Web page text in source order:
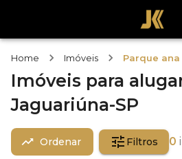
Home Imóveis Parque
Imóveis para
Jaguariúna-SP
Ordenar Filtros 0